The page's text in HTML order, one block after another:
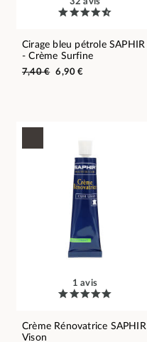
32 avis
Cirage bleu pétrole SAPHIR
- Crème Surfine
7,40 € 6,90 €
1 avis
Crème Rénovatrice SAPHIR
Vison